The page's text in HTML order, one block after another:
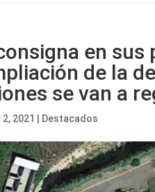
en
de la
se van a
2, 2021 Destacados